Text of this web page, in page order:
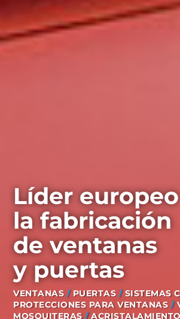
Líder
la fabricación
de ventanas
y puertas
VENTANAS /PUERTAS /SISTEMAS
PROTECCIONES PARA VENTANAS /
MOSQUITERAS/